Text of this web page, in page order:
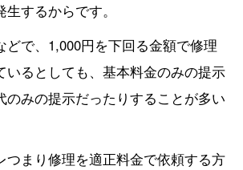
するからです。
どで、1,000円を下回る金額で修理
いるとしても、基本料金のみの提示
のみの提示だったりすることが多い
つまり修理を適正料金で依頼する方